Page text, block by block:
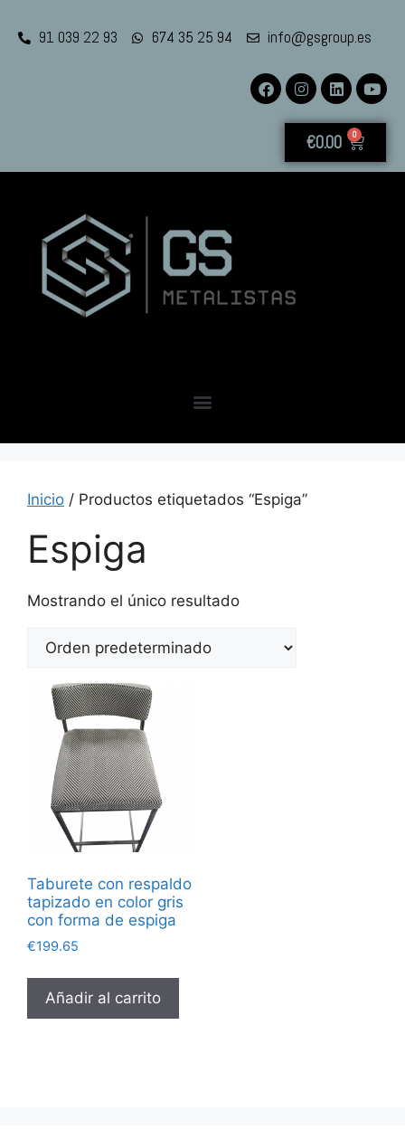
91 039 22 93 674 35 25 94 info@gsgroup.es
€0.00 0
Inicio / Productos etiquetados “Espiga”
Espiga
Mostrando el único resultado
Taburete con respaldo
tapizado en color gris
con forma de espiga
€199.65
Añadir al carrito